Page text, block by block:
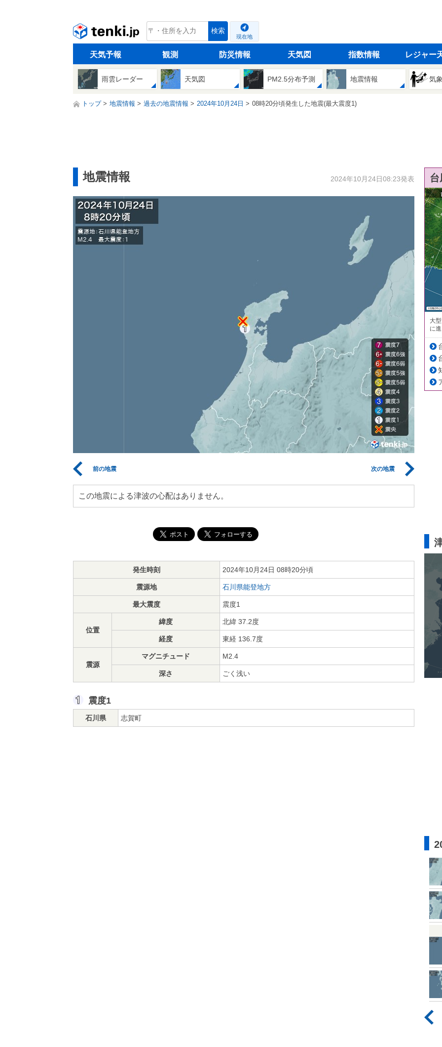
tenki.jp 検索
現在地
天気予報 観測 防災情報 天気図 指数情報 レジャー
雨雲レーダー 天気図 PM2.5分布予測 地震情報 気
トップ 地震情報 過去の地震情報 2024年10月24日 08時20分頃発生した地震(最大震度1)
地震情報 2024年10月24日08:23発表
前の地震 次の地震
この地震による津波の心配はありません。
発生時刻 2024年10月24日 08時20分頃
震源地 石川県能登地方
最大震度 震度1
位置
緯度 北緯 37.2度
経度 東経 136.7度
震源
マグニチュード M2.4
深さ ごく浅い
震度1
石川県 志賀町
大
に